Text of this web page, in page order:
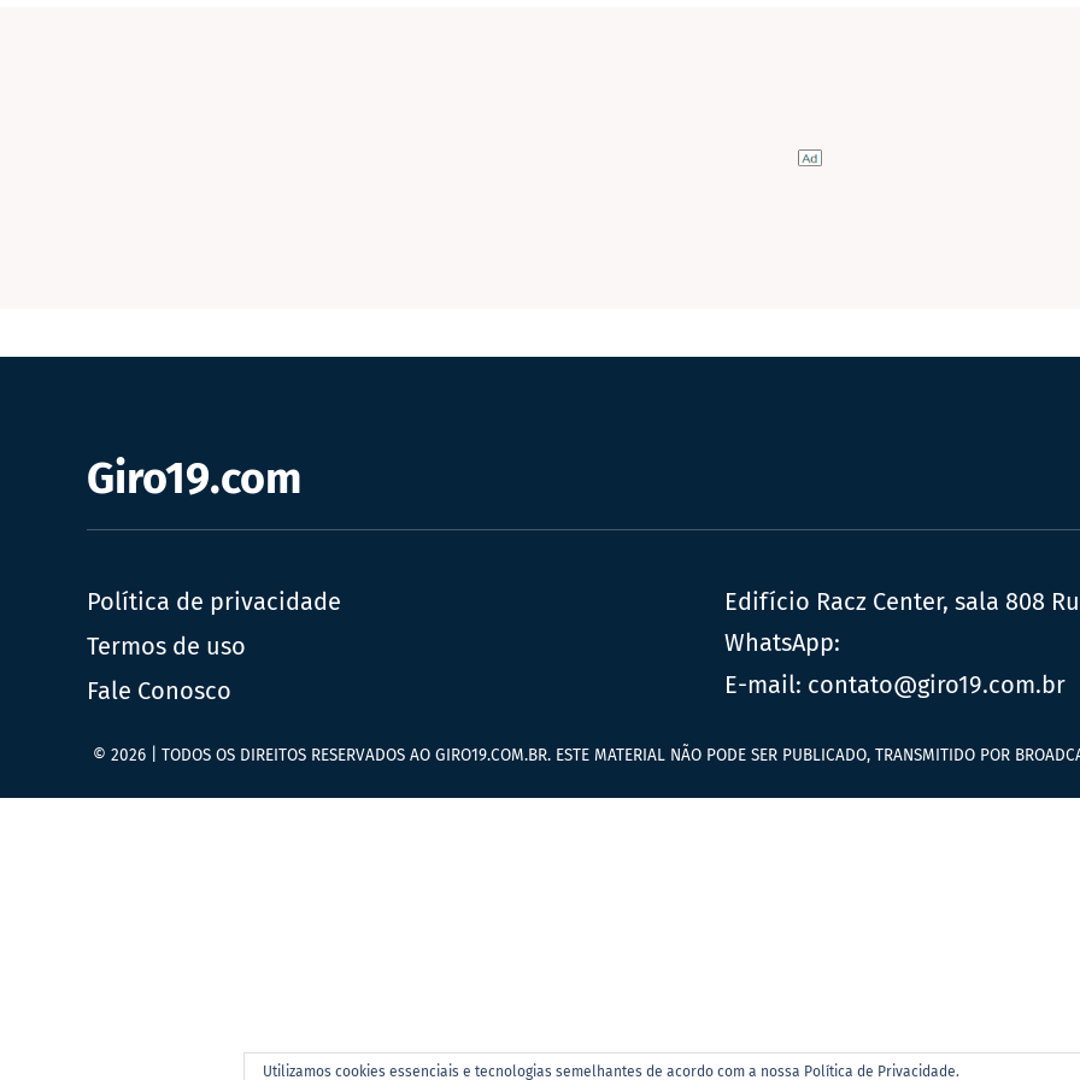
Giro19.com
Política de privacidade
Termos de uso
Fale Conosco
Edifício Racz Center, sala 808
WhatsApp:
E-mail: contato@giro19.com.br
Utilizamos cookies essenciais e tecnologias semelhantes de acordo com a nossa Política de Privacidade.
© 2026 | TODOS OS DIREITOS RESERVADOS AO GIRO19.COM.BR. ESTE MATERIAL NÃO PODE SER PUBLICADO, TRANSMITIDO POR